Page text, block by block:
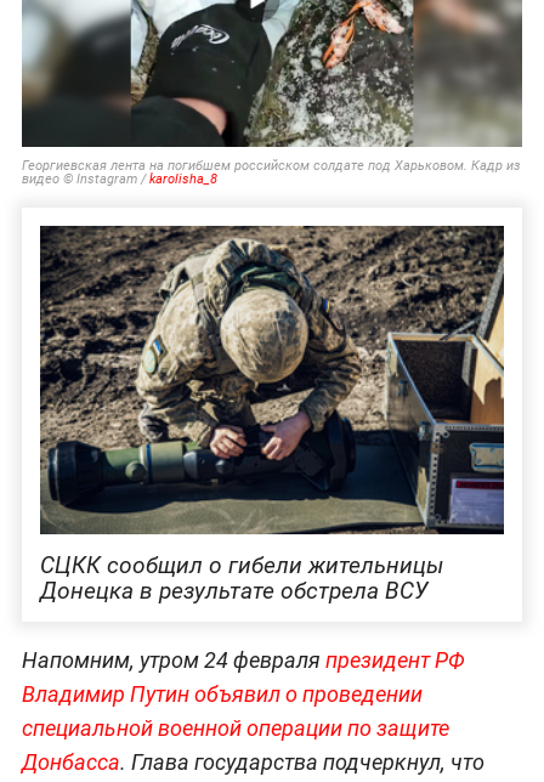
Георгиевская лента на погибшем российском солдате под Харьковом. Кадр из
видео © Instagram /karolisha_8
СЦКК сообщил о гибели жительницы
Донецка в результате обстрела ВСУ
Напомним, утром 24 февраля президент РФ
Владимир Путин объявил о проведении
специальной военной операции по защите
Донбасса. Глава государства подчеркнул, что